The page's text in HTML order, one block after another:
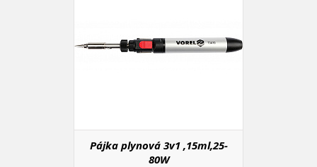
Pájka plynová 3v1 ,15ml,25-
80W